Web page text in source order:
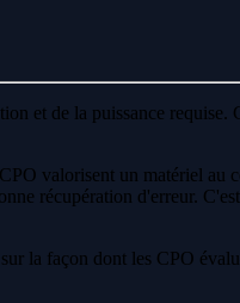
et de la puissance requise.
valorisent un matériel au
récupération d'erreur.
la façon dont les CPO